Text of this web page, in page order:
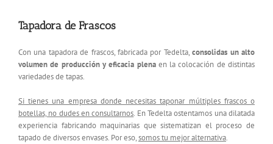
Tapadora de Frascos
Con una tapadora de frascos, fabricada por Tedelta,consolidas un alto
volumen de producción y eficacia plena en la colocación de distintas
variedades de tapas.
Si tienes una empresa donde necesitas taponar múltiples frascos o
botellas, no dudes en consultarnos. En Tedelta ostentamos una dilatada
experiencia fabricando maquinarias que sistematizan el proceso de
tapado de diversos envases. Por eso,somos tu mejor alternativa.